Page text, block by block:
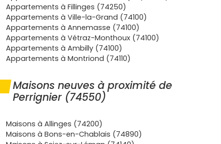
et thermique d’une construction neuve. Pour investir, tu
mises sur un secteur dynamique porté par l’attractivité
lémanique et la proximité de Genève, avec une demande
locative soutenue de ménages à la recherche de
maisons récentes, économes et faciles à vivre. Une
maison neuve à Perrignier , c’est aussi la possibilité
performances énergétiques qui limitent les factures et
pérennité de la valeur patrimoniale sur un marché tendu.
En clair, tu conjugues douceur de vie, mobilité maline et
Envie de comparer les quartiers, les surfaces, les niveaux
de prestations ou les délais de livraison pour affiner ton
projet? Découvre dès maintenant les programmes
Appartements à Fillinges (74250)
Appartements à Ville-la-Grand (74100)
Appartements à Annemasse (74100)
Appartements à Vétraz-Monthoux (74100)
Appartements à Ambilly (74100)
Appartements à Montriond (74110)
Maisons neuves à proximité de
Perrignier (74550)
Maisons à Allinges (74200)
Maisons à Bons-en-Chablais (74890)